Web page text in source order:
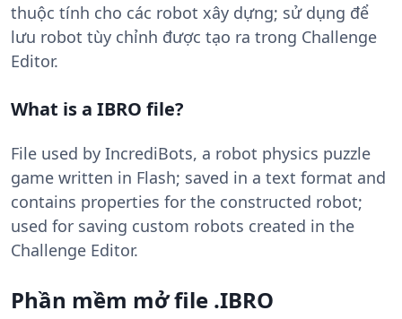
thuộc tính cho các robot xây dựng; sử dụng để
lưu robot tùy chỉnh được tạo ra trong Challenge
Editor.
What is a IBRO file?
File used by IncrediBots, a robot physics puzzle
game written in Flash; saved in a text format and
contains properties for the constructed robot;
used for saving custom robots created in the
Challenge Editor.
Phần mềm mở file .IBRO